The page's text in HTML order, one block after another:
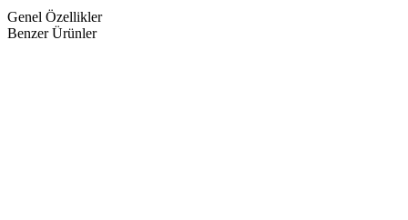
Genel Özellikler
Benzer Ürünler